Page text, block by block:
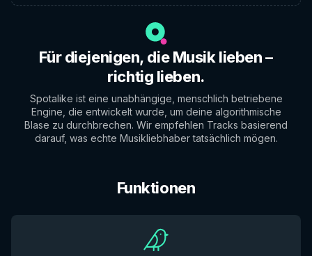
Für diejenigen, die Musik lieben –
richtig lieben.
Spotalike ist eine unabhängige, menschlich betriebene
Engine, die entwickelt wurde, um deine algorithmische
Blase zu durchbrechen. Wir empfehlen Tracks basierend
darauf, was echte Musikliebhaber tatsächlich mögen.
Funktionen